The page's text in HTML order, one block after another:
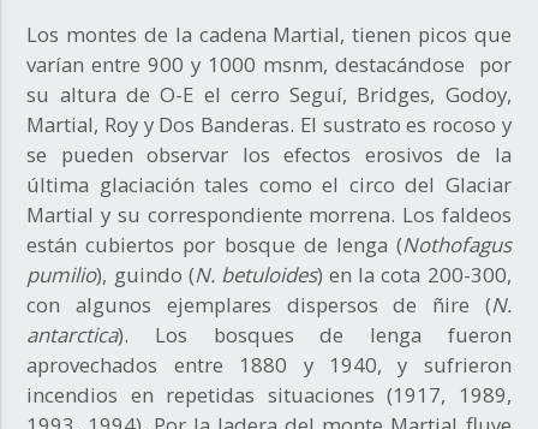
Los montes de la cadena Martial, tienen picos que
varían entre 900 y 1000 msnm, destacándose por
su altura de O-E el cerro Seguí, Bridges, Godoy,
Martial, Roy y Dos Banderas. El sustrato es rocoso y
se pueden observar los efectos erosivos de la
última glaciación tales como el circo del Glaciar
Martial y su correspondiente morrena. Los faldeos
están cubiertos por bosque de lenga (Nothofagus
pumilio), guindo (N. betuloides) en la cota 200-300,
con algunos ejemplares dispersos de ñire (N.
antarctica). Los bosques de lenga fueron
aprovechados entre 1880 y 1940, y sufrieron
incendios en repetidas situaciones (1917, 1989,